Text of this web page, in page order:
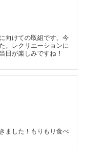
向けての取組です。今
。レクリエーションに
日が楽しみですね！
ました！もりもり食べ